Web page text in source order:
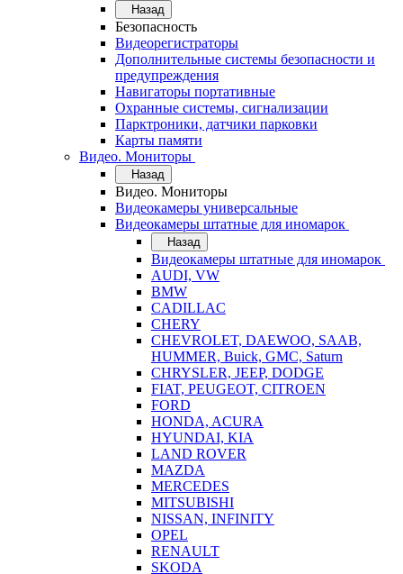
Назад
Безопасность
Видеорегистраторы
Дополнительные системы безопасности и
предупреждения
Навигаторы портативные
Охранные системы, сигнализации
Парктроники, датчики парковки
Карты памяти
Видео. Мониторы
Назад
Видео. Мониторы
Видеокамеры универсальные
Видеокамеры штатные для иномарок
Назад
Видеокамеры штатные для иномарок
AUDI, VW
BMW
CADILLAC
CHERY
CHEVROLET, DAEWOO, SAAB,
HUMMER, Buick, GMC, Saturn
CHRYSLER, JEEP, DODGE
FIAT, PEUGEOT, CITROEN
FORD
HONDA, ACURA
HYUNDAI, KIA
LAND ROVER
MAZDA
MERCEDES
MITSUBISHI
NISSAN, INFINITY
OPEL
RENAULT
SKODA